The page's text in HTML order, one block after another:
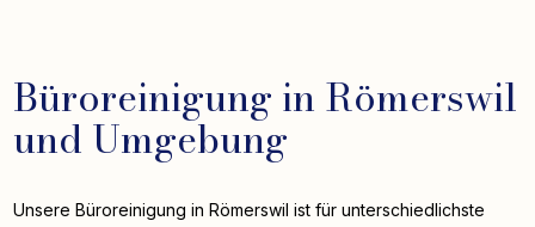
Büroreinigung in Römerswil
und Umgebung
Unsere Büroreinigung in Römerswil ist für unterschiedlichste